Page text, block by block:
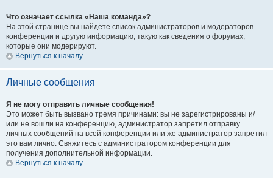
Что означает ссылка «Наша команда»?
На этой странице вы найдёте список администраторов и модераторов
конференции и другую информацию, такую как сведения о форумах,
которые они модерируют.
Вернуться к началу
Личные сообщения
Я не могу отправить личные сообщения!
Это может быть вызвано тремя причинами: вы не зарегистрированы и/
или не вошли на конференцию, администратор запретил отправку
личных сообщений на всей конференции или же администратор запретил
это вам лично. Свяжитесь с администратором конференции для
получения дополнительной информации.
Вернуться к началу